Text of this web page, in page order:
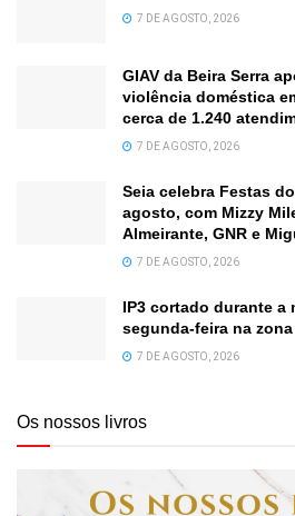
7 DE AGOSTO, 2026
GIAV da Beira Serra
violência doméstica
cerca de 1.240
7 DE AGOSTO, 2026
Seia celebra Festas
agosto, com Mizzy
Almeirante, GNR e
7 DE AGOSTO, 2026
IP3 cortado durante a
segunda-feira na
7 DE AGOSTO, 2026
Os nossos livros